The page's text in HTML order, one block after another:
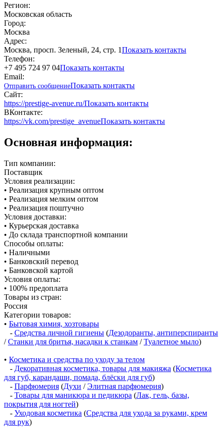
Регион:
Московская область
Город:
Москва
Адрес:
Москва, просп. Зеленый, 24, стр. 1Показать контакты
Телефон:
+7 495 724 97 04Показать контакты
Email:
Отправить сообщениеПоказать контакты
Сайт:
https://prestige-avenue.ru/Показать контакты
ВКонтакте:
https://vk.com/prestige_avenueПоказать контакты
Основная информация:
Тип компании:
Поставщик
Условия реализации:
• Реализация крупным оптом
• Реализация мелким оптом
• Реализация поштучно
Условия доставки:
• Курьерская доставка
• До склада транспортной компании
Способы оплаты:
• Наличными
• Банковский перевод
• Банковской картой
Условия оплаты:
• 100% предоплата
Товары из стран:
Россия
Категории товаров:
• Бытовая химия, хозтовары
- Средства личной гигиены (Дезодоранты, антиперспиранты
/Станки для бритья, насадки к станкам /Туалетное мыло)
• Косметика и средства по уходу за телом
- Декоративная косметика, товары для макияжа (Косметика
для губ, карандаши, помада, блёски для губ)
- Парфюмерия (Духи /Элитная парфюмерия)
- Товары для маникюра и педикюра (Лак, гель, базы,
покрытия для ногтей)
- Уходовая косметика (Средства для ухода за руками, крем
для рук)